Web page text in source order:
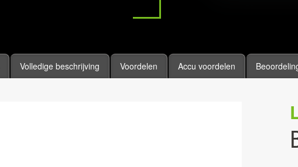
Volledige beschrijving Voordelen Accu voordelen